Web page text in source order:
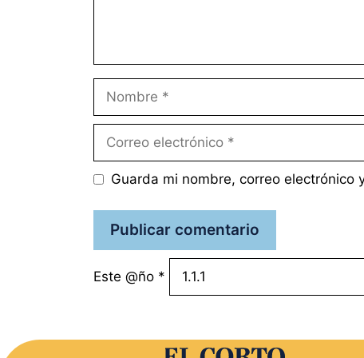
Nombre
Correo
Guarda mi nombre, correo electrónico
Este @ño *